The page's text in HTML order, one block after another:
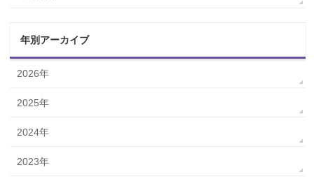
年別アーカイブ
2026年
2025年
2024年
2023年